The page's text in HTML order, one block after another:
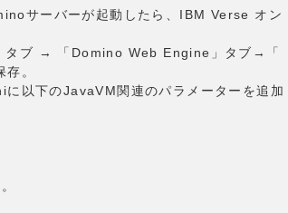
サーバーが起動したら、IBM Verse オン
タブ → 「Domino Web Engine」タブ→「
。
以下のJavaVM関連のパラメーターを追加